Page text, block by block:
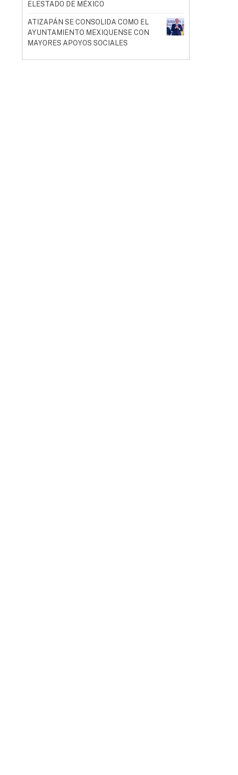
ELESTADO DE MÉXICO
ATIZAPÁN SE CONSOLIDA COMO EL
AYUNTAMIENTO MEXIQUENSE CON
MAYORES APOYOS SOCIALES